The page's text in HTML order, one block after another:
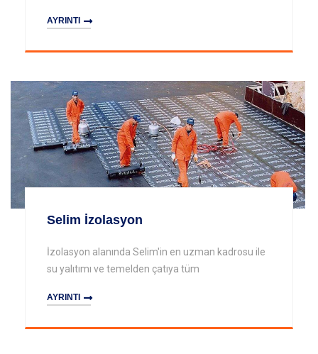
AYRINTI
Selim İzolasyon
İzolasyon alanında Selim'in en uzman kadrosu ile
su yalıtımı ve temelden çatıya tüm
AYRINTI